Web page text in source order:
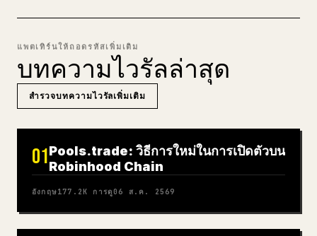
แพตเทิร์นให้ถอดรหัสเพิ่มเติม
บทความไวรัลล่าสุด
สำรวจบทความไวรัลเพิ่มเติม
01Pools.trade: วิธีการใหม่ในการเปิดตัวบน
Robinhood Chain
อังกฤษ177.2K การดู06 ส.ค. 2569